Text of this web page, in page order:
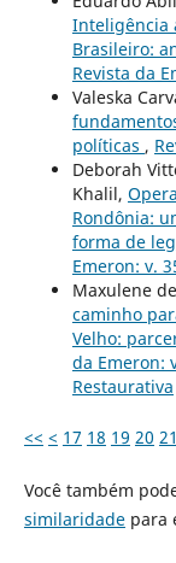
Inteligência
Brasileiro:
Revista da
Valeska
políticas ,
Deborah
Khalil,
Rondônia:
forma de
Emeron: v.
Maxulene
caminho
Velho:
da Emeron:
Restaurativa
<< < 17 18 19 20 21
Você também
similaridadepara